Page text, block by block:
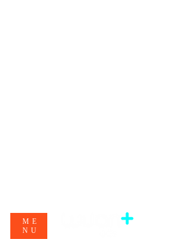
ME
NU